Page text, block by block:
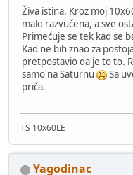
Živa istina. Kroz moj
malo razvučena, a sve
Primećuje se tek kad se
Kad ne bih znao za
pretpostavio da je to to.
samo na Saturnu
Sa
priča.
TS 10x60LE
Yagodinac